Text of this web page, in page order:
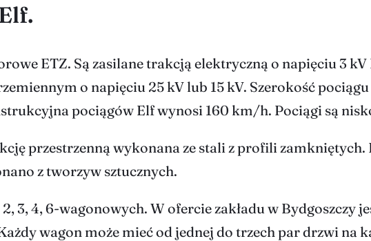
ETZ. Są zasilane trakcją elektryczną o napięciu 3
o napięciu 25 kV lub 15 kV. Szerokość
pociągów Elf wynosi 160 km/h. Pociągi są
przestrzenną wykonana ze stali z profili zamkniętych.
z tworzyw sztucznych.
3, 4, 6-wagonowych. W ofercie zakładu w Bydgoszczy
wagon może mieć od jednej do trzech par drzwi na